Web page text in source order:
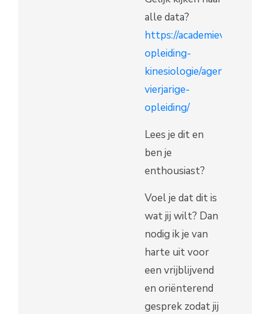
alle data?
https://
opleiding-
kinesiologie/agenda-
vierjarige-
opleiding/
Lees je dit en
ben je
enthousiast?
Voel je dat dit is
wat jij wilt? Dan
nodig ik je van
harte uit voor
een vrijblijvend
en oriënterend
gesprek zodat jij